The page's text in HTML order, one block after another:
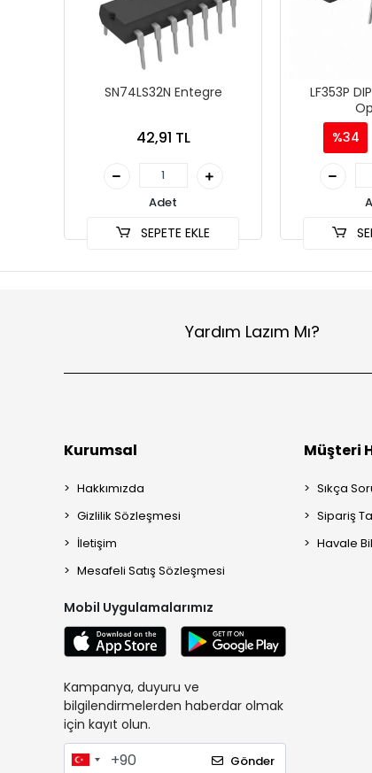
SN74LS32N Entegre
42,91 TL
Adet
SEPETE EKLE
LF353P
%34
Yardım Lazım Mı?
Kurumsal
Hakkımızda
Gizlilik Sözleşmesi
İletişim
Mesafeli Satış Sözleşmesi
Mobil Uygulamalarımız
Kampanya, duyuru ve
bilgilendirmelerden haberdar olmak
için kayıt olun.
Gönder
Müşteri
Sıkça
Sipariş
Havale